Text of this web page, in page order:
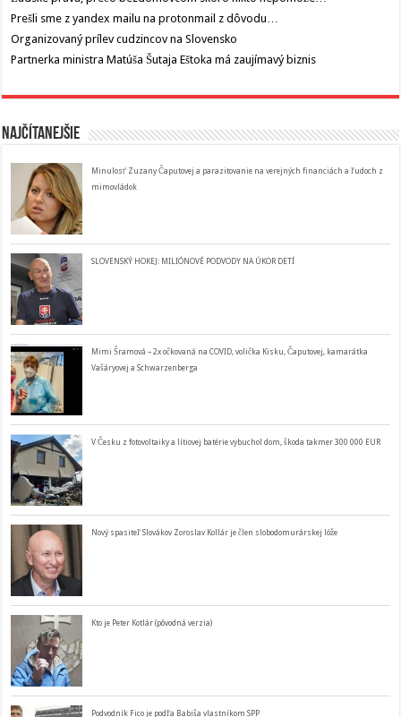
Prešli sme z yandex mailu na protonmail z dôvodu…
Organizovaný prílev cudzincov na Slovensko
Partnerka ministra Matúša Šutaja Eštoka má zaujímavý biznis
Najčítanejšie
Minulosť Zuzany Čaputovej a parazitovanie na verejných financiách a ľudoch z
mimovládok
SLOVENSKÝ HOKEJ: MILIÓNOVÉ PODVODY NA ÚKOR DETÍ
Mimi Šramová – 2x očkovaná na COVID, volička Kisku, Čaputovej, kamarátka
Vašáryovej a Schwarzenberga
V Česku z fotovoltaiky a lítiovej batérie vybuchol dom, škoda takmer 300 000 EUR
Nový spasiteľ Slovákov Zoroslav Kollár je člen slobodomurárskej lóže
Kto je Peter Kotlár (pôvodná verzia)
Podvodník Fico je podľa Babiša vlastníkom SPP